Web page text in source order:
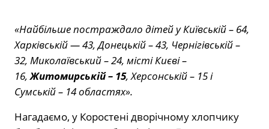
«Найбільше постраждало дітей у Київській – 64,
Харківській — 43, Донецькій – 43, Чернігівській –
32, Миколаївський – 24, місті Києві –
16,Житомирській – 15, Херсонській – 15 і
Сумській – 14 областях».
Нагадаємо, у Коростені дворічному хлопчику